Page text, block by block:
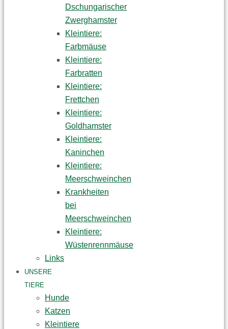
Dschungarischer
Zwerghamster
Kleintiere:
Farbmäuse
Kleintiere:
Farbratten
Kleintiere:
Frettchen
Kleintiere:
Goldhamster
Kleintiere:
Kaninchen
Kleintiere:
Meerschweinchen
Krankheiten
bei
Meerschweinchen
Kleintiere:
Wüstenrennmäuse
Links
UNSERE
TIERE
Hunde
Katzen
Kleintiere